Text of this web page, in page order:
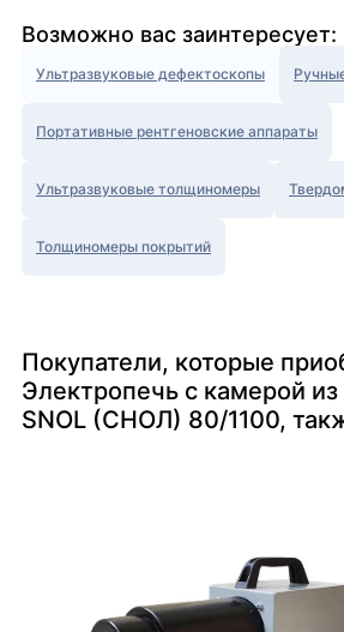
Возможно вас заинтересует:
Ультразвуковые дефектоскопы
Портативные рентгеновские аппараты
Ультразвуковые толщиномеры
Толщиномеры покрытий
Покупатели, которые
Электропечь с камерой из
SNOL (СНОЛ) 80/1100,